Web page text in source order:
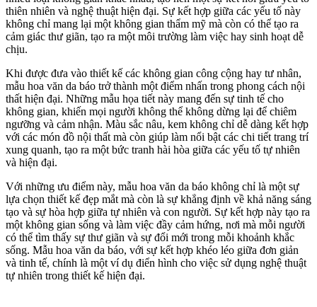
thiên nhiên và nghệ thuật hiện đại. Sự kết hợp giữa các yếu tố này
không chỉ mang lại một không gian thẩm mỹ mà còn có thể tạo ra
cảm giác thư giãn, tạo ra một môi trường làm việc hay sinh hoạt dễ
chịu.
Khi được đưa vào thiết kế các không gian công cộng hay tư nhân,
mẫu hoa văn da báo trở thành một điểm nhấn trong phong cách nội
thất hiện đại. Những mẫu họa tiết này mang đến sự tinh tế cho
không gian, khiến mọi người không thể không dừng lại để chiêm
ngưỡng và cảm nhận. Màu sắc nâu, kem không chỉ dễ dàng kết hợp
với các món đồ nội thất mà còn giúp làm nổi bật các chi tiết trang trí
xung quanh, tạo ra một bức tranh hài hòa giữa các yếu tố tự nhiên
và hiện đại.
Với những ưu điểm này, mẫu hoa văn da báo không chỉ là một sự
lựa chọn thiết kế đẹp mắt mà còn là sự khẳng định về khả năng sáng
tạo và sự hòa hợp giữa tự nhiên và con người. Sự kết hợp này tạo ra
một không gian sống và làm việc đầy cảm hứng, nơi mà mỗi người
có thể tìm thấy sự thư giãn và sự đổi mới trong mỗi khoảnh khắc
sống. Mẫu hoa văn da báo, với sự kết hợp khéo léo giữa đơn giản
và tinh tế, chính là một ví dụ điển hình cho việc sử dụng nghệ thuật
tự nhiên trong thiết kế hiện đại.